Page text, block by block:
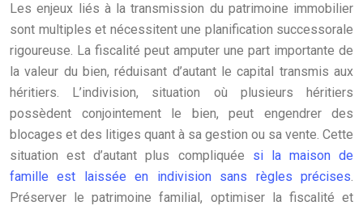
Les enjeux liés à la transmission du patrimoine immobilier
sont multiples et nécessitent une planification successorale
rigoureuse. La fiscalité peut amputer une part importante de
la valeur du bien, réduisant d’autant le capital transmis aux
héritiers. L’indivision, situation où plusieurs héritiers
possèdent conjointement le bien, peut engendrer des
blocages et des litiges quant à sa gestion ou sa vente. Cette
situation est d’autant plus compliquée si la maison de
famille est laissée en indivision sans règles précises.
Préserver le patrimoine familial, optimiser la fiscalité et